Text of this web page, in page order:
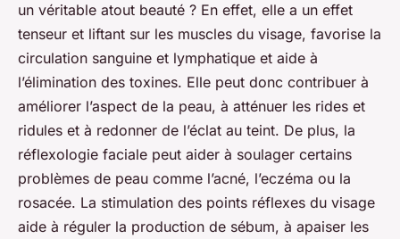
un véritable atout beauté ? En effet, elle a un effet
tenseur et liftant sur les muscles du visage, favorise la
circulation sanguine et lymphatique et aide à
l’élimination des toxines. Elle peut donc contribuer à
améliorer l’aspect de la peau, à atténuer les rides et
ridules et à redonner de l’éclat au teint. De plus, la
réflexologie faciale peut aider à soulager certains
problèmes de peau comme l’acné, l’eczéma ou la
rosacée. La stimulation des points réflexes du visage
aide à réguler la production de sébum, à apaiser les